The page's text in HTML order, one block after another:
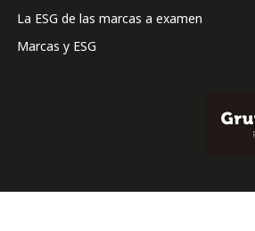
La ESG de las marcas a examen
Marcas y ESG